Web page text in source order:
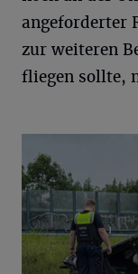
angeforderter
zur weiteren
fliegen sollte,